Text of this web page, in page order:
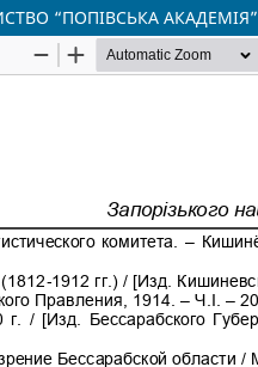
“ПОПІВСЬКА АКАДЕМІЯ”